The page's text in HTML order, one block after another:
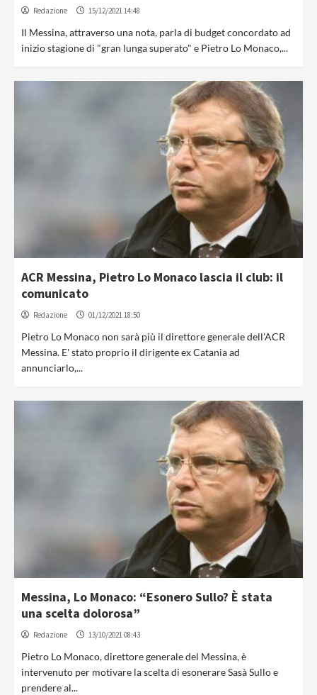
Redazione 15/12/2021 14:48
Il Messina, attraverso una nota, parla di budget concordato ad
inizio stagione di "gran lunga superato" e Pietro Lo Monaco,...
ACR Messina, Pietro Lo Monaco lascia il club: il
comunicato
Redazione 01/12/2021 18:50
Pietro Lo Monaco non sarà più il direttore generale dell'ACR
Messina. E' stato proprio il dirigente ex Catania ad
annunciarlo,...
Messina, Lo Monaco: “Esonero Sullo? È stata
una scelta dolorosa”
Redazione 13/10/2021 08:43
Pietro Lo Monaco, direttore generale del Messina, è
intervenuto per motivare la scelta di esonerare Sasà Sullo e
prendere al...